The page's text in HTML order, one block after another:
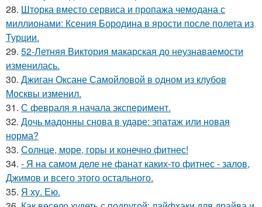
28. Шторка вместо сервиса и пропажа чемодана с
миллионами: Ксения Бородина в ярости после полета из
Турции.
29. 52-Летняя Виктория макарская до неузнаваемости
изменилась.
30. Джиган Оксане Самойловой в одном из клубов
Москвы изменил.
31. С февраля я начала эксперимент.
32. Дочь мадонны снова в ударе: эпатаж или новая
норма?
33. Солнце, море, горы и конечно фитнес!
34. - Я на самом деле не фанат каких-то фитнес - залов,
Джимов и всего этого остального.
35. Я ху. Ею.